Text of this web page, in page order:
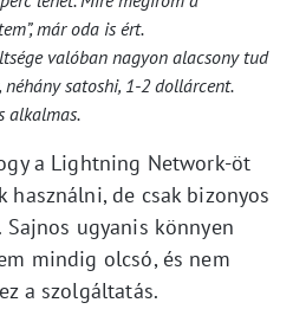
már oda is ért.
valóban nagyon alacsony tud
satoshi, 1-2 dollárcent.
alkalmas.
a Lightning Network-öt
de csak bizonyos
ugyanis könnyen
mindig olcsó, és nem
a szolgáltatás.